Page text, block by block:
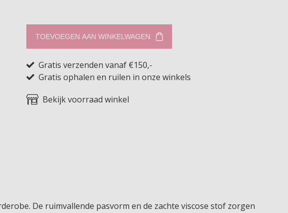
TOEVOEGEN AAN WINKELWAGEN
Gratis verzenden vanaf €150,-
Gratis ophalen en ruilen in onze winkels
Bekijk voorraad winkel
De ruimvallende pasvorm en de zachte viscose stof zorgen